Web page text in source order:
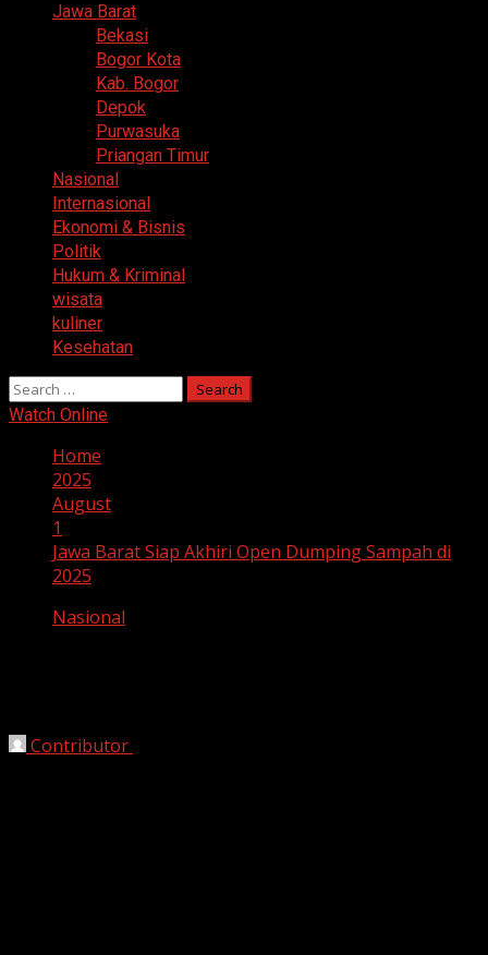
Jawa Barat
Bekasi
Bogor Kota
Kab. Bogor
Depok
Purwasuka
Priangan Timur
Nasional
Internasional
Ekonomi & Bisnis
Politik
Hukum & Kriminal
wisata
kuliner
Kesehatan
Search
for:
Watch Online
Home
2025
August
1
Jawa Barat Siap Akhiri Open Dumping Sampah di
2025
Nasional
Contributor